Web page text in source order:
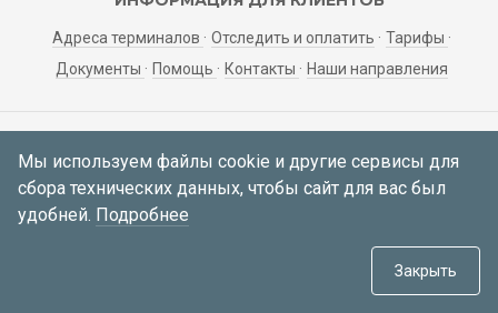
Адреса терминалов Отследить и оплатить
Тарифы
Документы
Помощь Контакты Наши направления
ЛИЧНЫЙ КАБИНЕТ
Мои заявки Регистрация Вход
634034, Томская область, г. Томск,
Мы используем файлы cookie и другие сервисы для
сбора технических данных, чтобы сайт для вас был
удобней. Подробнее
Закрыть